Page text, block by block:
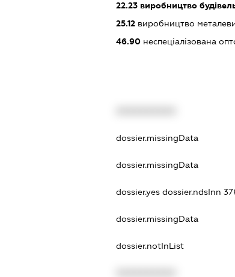
22.23виробництво
25.12виробництво
46.90неспеціалізована
dossier.missingData
dossier.missingData
dossier.yes dossier.ndsInn
dossier.missingData
dossier.notInList